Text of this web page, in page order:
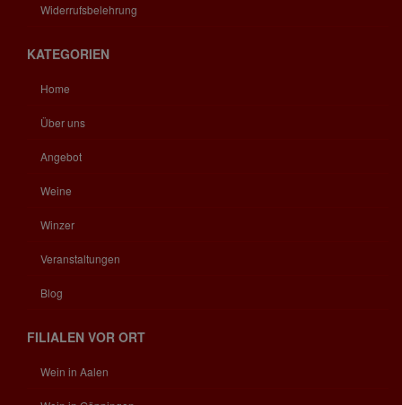
Widerrufsbelehrung
KATEGORIEN
Home
Über uns
Angebot
Weine
Winzer
Veranstaltungen
Blog
FILIALEN VOR ORT
Wein in Aalen